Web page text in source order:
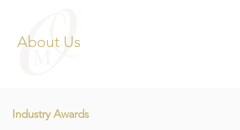
About Us
Industry Awards